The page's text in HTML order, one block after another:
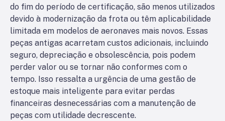
do fim do período de certificação, são menos utilizados
devido à modernização da frota ou têm aplicabilidade
limitada em modelos de aeronaves mais novos. Essas
peças antigas acarretam custos adicionais, incluindo
seguro, depreciação e obsolescência, pois podem
perder valor ou se tornar não conformes com o
tempo. Isso ressalta a urgência de uma gestão de
estoque mais inteligente para evitar perdas
financeiras desnecessárias com a manutenção de
peças com utilidade decrescente.